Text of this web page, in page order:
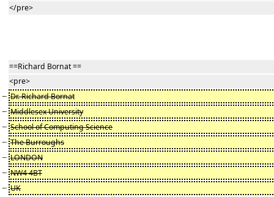
</pre>
==Richard Bornat ==
<pre>
− Dr. Richard Bornat
− Middlesex University
− School of Computing Science
− The Burroughs
− LONDON
− NW4 4BT
− UK